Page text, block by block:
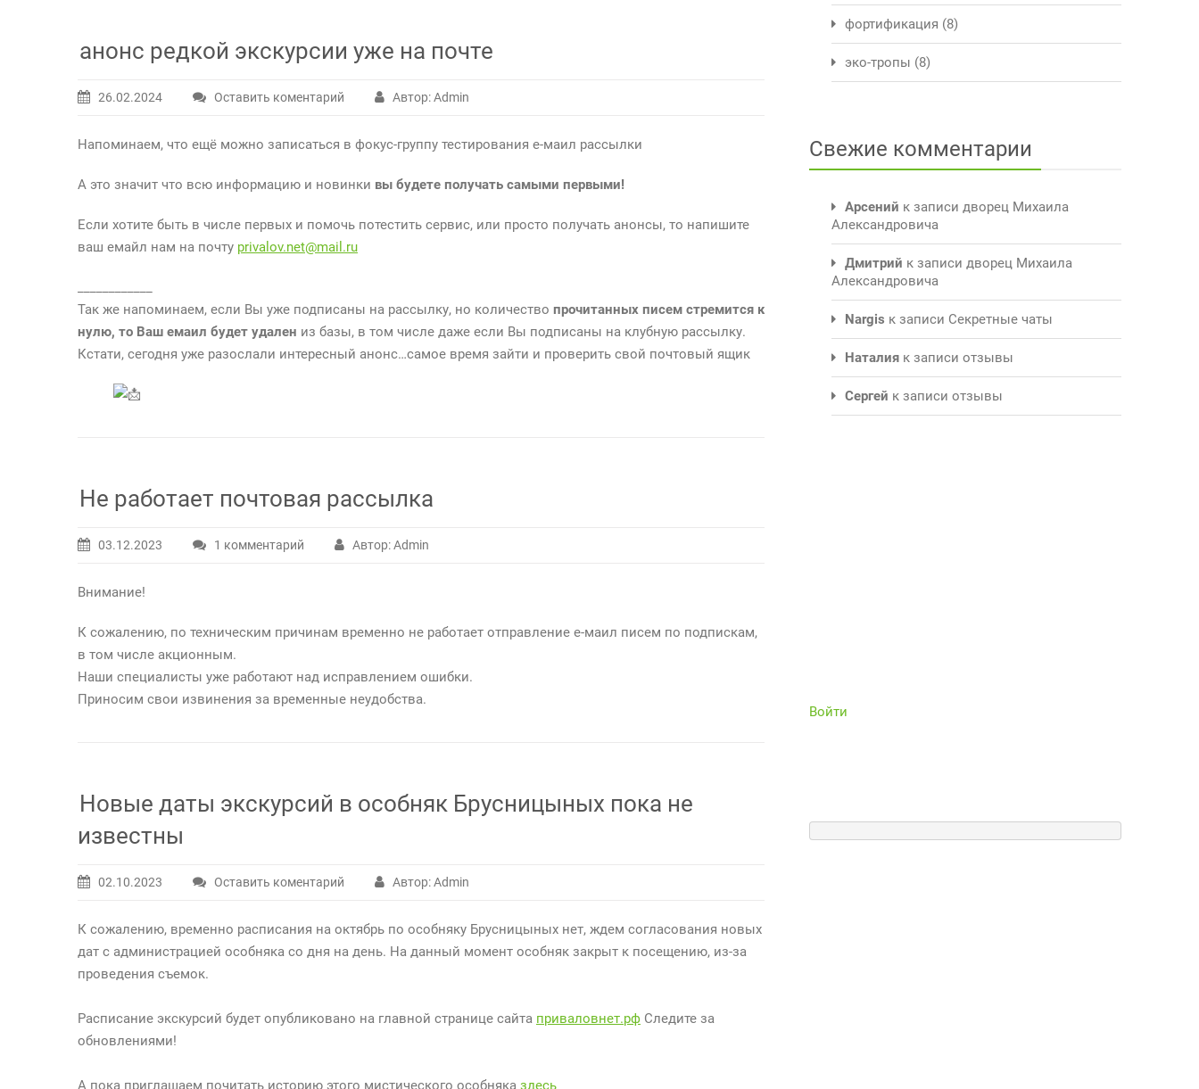
анонс редкой экскурсии уже на почте
26.02.2024 Оставить коментарий Автор: Admin
Напоминаем, что ещё можно записаться в фокус-группу тестирования е-маил рассылки
А это значит что всю информацию и новинки вы будете получать самыми первыми!
Если хотите быть в числе первых и помочь потестить сервис, или просто получать анонсы, то напишите
ваш емайл нам на почту privalov.net@mail.ru
Так же напоминаем, если Вы уже подписаны на рассылку, но количество прочитанных писем стремится к
нулю, то Ваш емаил будет удален из базы, в том числе даже если Вы подписаны на клубную рассылку.
Кстати, сегодня уже разослали интересный анонс…самое время зайти и проверить свой почтовый ящик
Не работает почтовая рассылка
03.12.2023 1 комментарий
почтовая
Автор: Admin
Внимание!
К сожалению, по техническим причинам временно не работает отправление е-маил писем по подпискам,
в том числе акционным.
Наши специалисты уже работают над исправлением ошибки.
Приносим свои извинения за временные неудобства.
Новые даты экскурсий в особняк Брусницыных пока не
известны
02.10.2023 Оставить коментарий Автор: Admin
К сожалению, временно расписания на октябрь по особняку Брусницыных нет, ждем согласования новых
дат с администрацией особняка со дня на день. На данный момент особняк закрыт к посещению, из-за
проведения съемок.
Расписание экскурсий будет опубликовано на главной странице сайта приваловнет.рф Следите за
обновлениями!
А пока приглашаем почитать историю этого мистического особняка здесь
фортификация (8)
эко-тропы (8)
Свежие комментарии
Арсений к записи дворец Михаила
Александровича
Дмитрий к записи дворец Михаила
Александровича
Nargis к записи Секретные чаты
Наталия к записи отзывы
Сергей к записи отзывы
Войти